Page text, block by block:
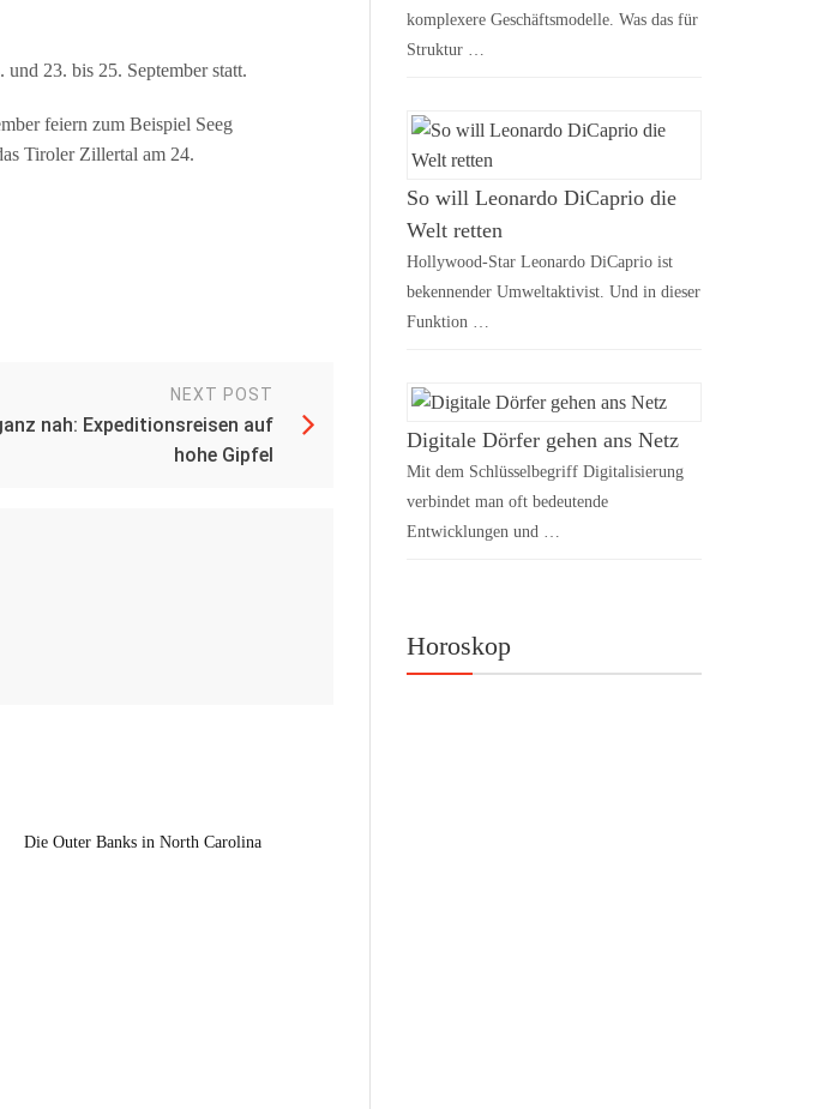
23. bis 25. September statt.
feiern zum Beispiel Seeg
Tiroler Zillertal am 24.
NEXT POST
nah: Expeditionsreisen auf
hohe Gipfel
Die Outer Banks in North Carolina
komplexere Geschäftsmodelle. Was das für
Struktur …
So will Leonardo DiCaprio die
Welt retten
Hollywood-Star Leonardo DiCaprio ist
bekennender Umweltaktivist. Und in dieser
Funktion …
Digitale Dörfer gehen ans Netz
Mit dem Schlüsselbegriff Digitalisierung
verbindet man oft bedeutende
Entwicklungen und …
Horoskop